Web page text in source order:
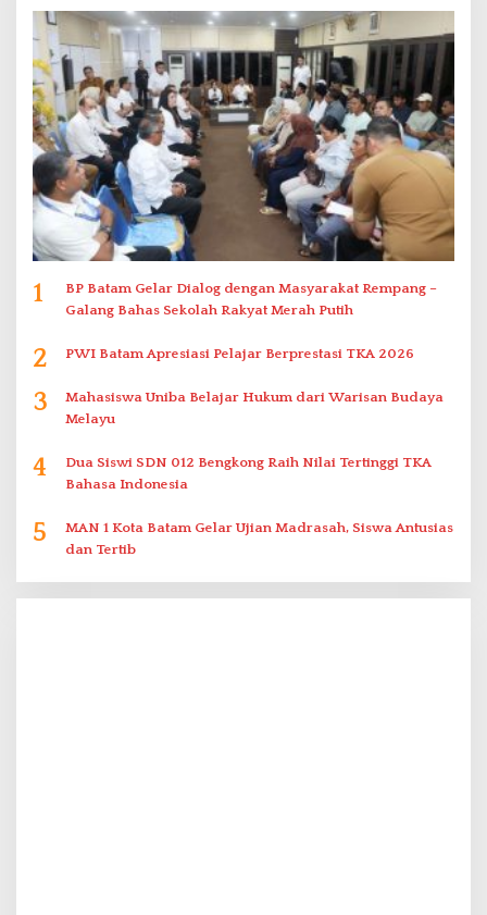
1
BP Batam Gelar Dialog dengan Masyarakat Rempang –
Galang Bahas Sekolah Rakyat Merah Putih
2 PWI Batam Apresiasi Pelajar Berprestasi TKA 2026
3
Mahasiswa Uniba Belajar Hukum dari Warisan Budaya
Melayu
4
Dua Siswi SDN 012 Bengkong Raih Nilai Tertinggi TKA
Bahasa Indonesia
5
MAN 1 Kota Batam Gelar Ujian Madrasah, Siswa Antusias
dan Tertib